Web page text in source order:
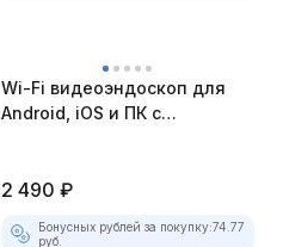
Wi-Fi видеоэндоскоп для
Android, iOS и ПК с
2 490 ₽
Бонусных рублей за покупку:74.77
руб.